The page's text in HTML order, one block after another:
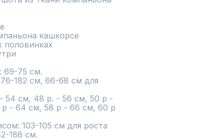
69-75 см.
182 см, 66-68 см для
54 см, 48 р. - 56 см, 50 р -
- 64 см, 58 р - 66 см, 60 р
103-105 см для роста
188 см.